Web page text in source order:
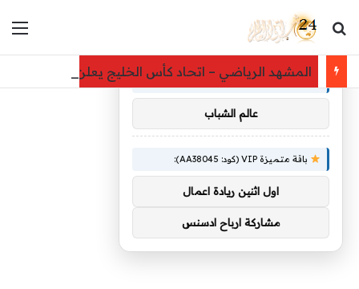
بحث عن
المشهد الرياضي – اتحاد كأس الخليج يعلن جدول مباريات خليجي 27.. السعودية تواجه الكويت
توصيات :
باقة متميزة VIP (كود: AA86842):
عالم الشباب
باقة متميزة VIP (كود: AA38045):
اول اثنين ريادة اعمال
مشاركة ارباح ادسنس